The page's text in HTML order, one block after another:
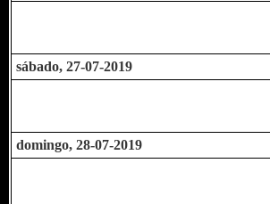
sábado, 27-07-2019
domingo, 28-07-2019